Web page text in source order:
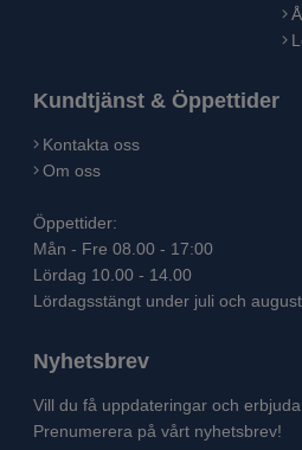
Kundtjänst & Öppettider
Kontakta oss
Om oss
Öppettider:
Mån - Fre 08.00 - 17:00
Lördag 10.00 - 14.00
Lördagsstängt under juli och
Nyhetsbrev
Vill du få uppdateringar och
Prenumerera på vårt nyhetsbrev!